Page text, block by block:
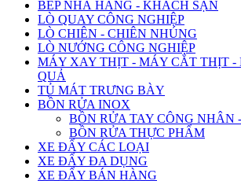
BẾP NHÀ HÀNG - KHÁCH SẠN
LÒ QUAY CÔNG NGHIỆP
LÒ CHIÊN - CHIÊN NHÚNG
LÒ NƯỚNG CÔNG NGHIỆP
MÁY XAY THỊT - MÁY CẮT THỊT -
QUẢ
TỦ MÁT TRƯNG BÀY
BỒN RỬA INOX
BỒN RỬA TAY CÔNG NHÂN
BỒN RỬA THỰC PHẨM
XE ĐẨY CÁC LOẠI
XE ĐẨY ĐA DỤNG
XE ĐẨY BÁN HÀNG